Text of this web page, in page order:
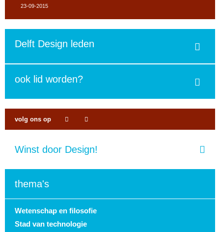
23-09-2015
Delft Design leden
ook lid worden?
volg ons op
Winst door Design!
thema's
Wetenschap en filosofie
Stad van technologie